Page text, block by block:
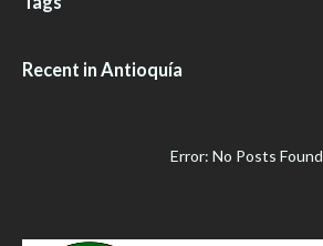
Recent in Antioquía
Error: No Posts Found